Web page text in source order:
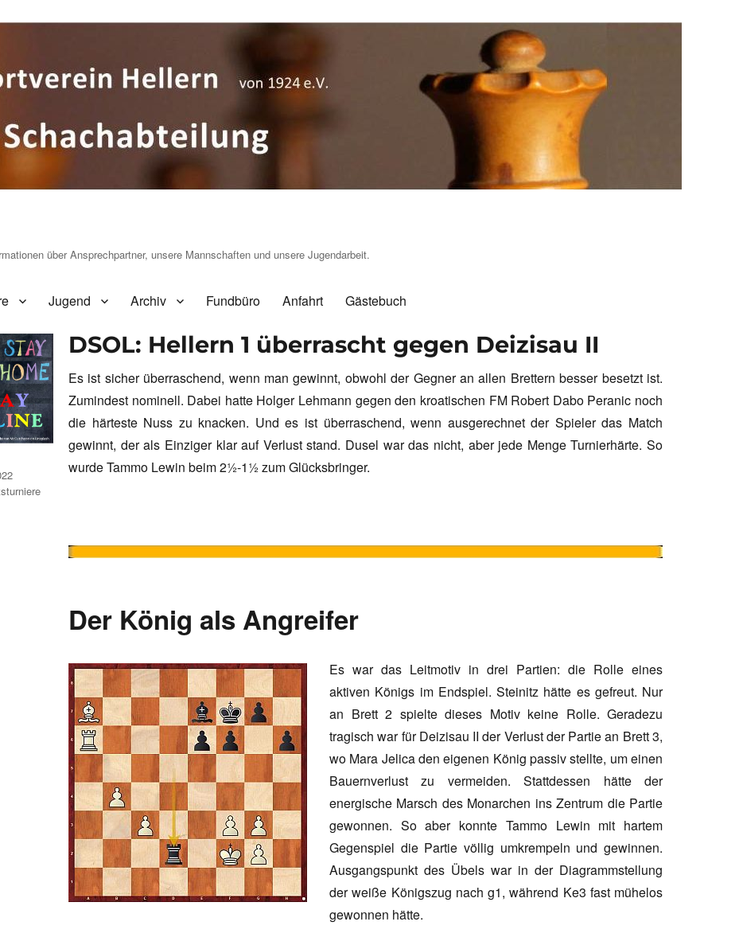
über Ansprechpartner, unsere Mannschaften und unsere Jugendarbeit.
Jugend Archiv Fundbüro Anfahrt Gästebuch
DSOL: Hellern 1 überrascht gegen Deizisau II
Es ist sicher überraschend, wenn man gewinnt, obwohl der Gegner an allen Brettern besser besetzt ist.
Zumindest nominell. Dabei hatte Holger Lehmann gegen den kroatischen FM Robert Dabo Peranic noch
die härteste Nuss zu knacken. Und es ist überraschend, wenn ausgerechnet der Spieler das Match
gewinnt, der als Einziger klar auf Verlust stand. Dusel war das nicht, aber jede Menge Turnierhärte. So
wurde Tammo Lewin beim 2½-1½ zum Glücksbringer.
Der König als Angreifer
Es war das Leitmotiv in drei Partien: die Rolle eines
aktiven Königs im Endspiel. Steinitz hätte es gefreut. Nur
an Brett 2 spielte dieses Motiv keine Rolle. Geradezu
tragisch war für Deizisau II der Verlust der Partie an Brett 3,
wo Mara Jelica den eigenen König passiv stellte, um einen
Bauernverlust zu vermeiden. Stattdessen hätte der
energische Marsch des Monarchen ins Zentrum die Partie
gewonnen. So aber konnte Tammo Lewin mit hartem
Gegenspiel die Partie völlig umkrempeln und gewinnen.
Ausgangspunkt des Übels war in der Diagrammstellung
der weiße Königszug nach g1, während Ke3 fast mühelos
gewonnen hätte.